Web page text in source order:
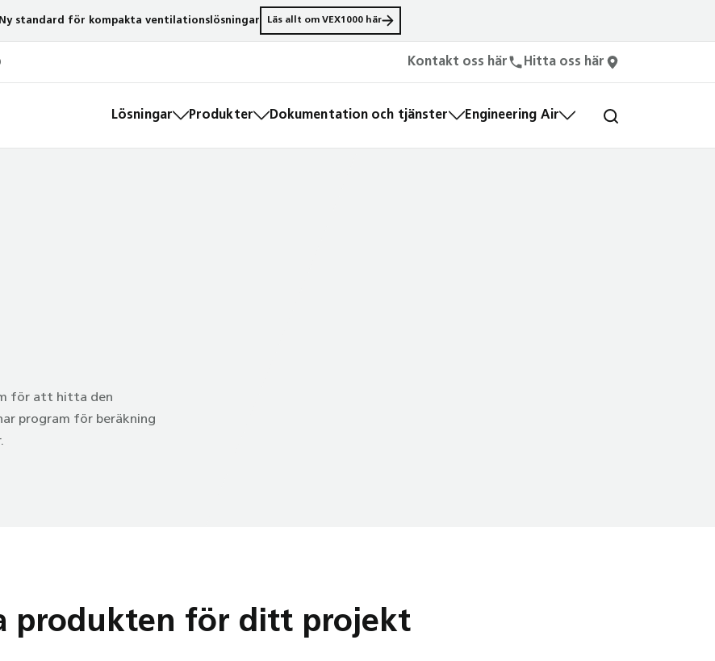
Ny standard för kompakta ventilationslösningar Läs allt om VEX1000 här
Kontakt oss här Hitta oss här
Lösningar Produkter Dokumentation och tjänster Engineering Air
för att hitta den
program för beräkning
produkten för ditt projekt